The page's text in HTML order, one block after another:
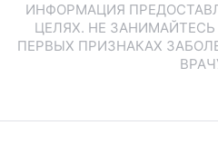
ИНФОРМАЦИЯ
ЦЕЛЯХ. НЕ
ПЕРВЫХ ПРИЗНАКАХ